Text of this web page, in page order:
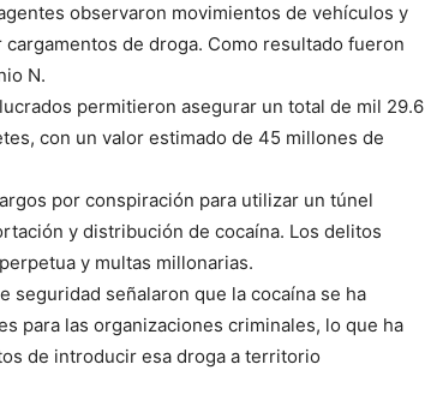
observaron movimientos de vehículos y
de droga. Como resultado fueron
N.
permitieron asegurar un total de mil 29.6
con un valor estimado de 45 millones de
por conspiración para utilizar un túnel
y distribución de cocaína. Los delitos
y multas millonarias.
seguridad señalaron que la cocaína se ha
para las organizaciones criminales, lo que ha
de introducir esa droga a territorio